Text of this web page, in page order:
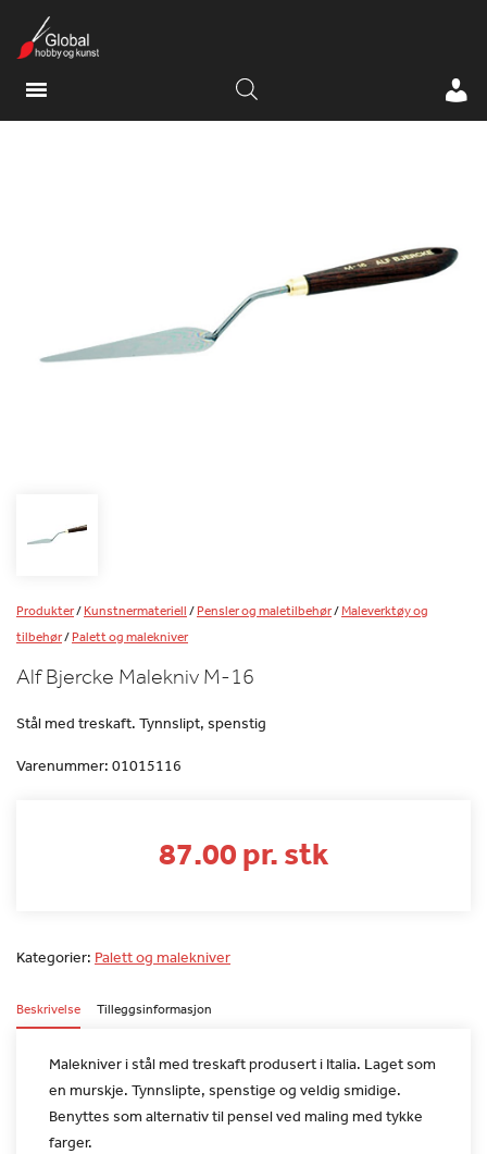
Produkter/Kunstnermateriell/Pensler og maletilbehør/Maleverktøy og
tilbehør/Palett og malekniver
Alf Bjercke Malekniv M-16
Stål med treskaft. Tynnslipt, spenstig
Varenummer: 01015116
87.00 pr. stk
Kategorier: Palett og malekniver
Beskrivelse Tilleggsinformasjon
Malekniver i stål med treskaft produsert i Italia. Laget som
en murskje. Tynnslipte, spenstige og veldig smidige.
Benyttes som alternativ til pensel ved maling med tykke
farger.